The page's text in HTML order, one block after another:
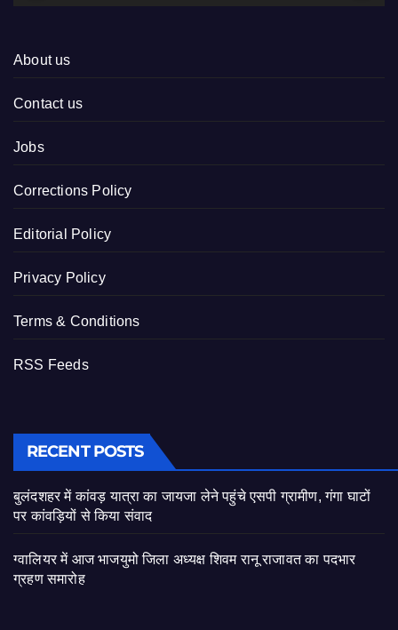
About us
Contact us
Jobs
Corrections Policy
Editorial Policy
Privacy Policy
Terms & Conditions
RSS Feeds
RECENT POSTS
बुलंदशहर में कांवड़ यात्रा का जायजा लेने पहुंचे एसपी ग्रामीण, गंगा घाटों
पर कांवड़ियों से किया संवाद
ग्वालियर में आज भाजयुमो जिला अध्यक्ष शिवम रानू राजावत का पदभार
ग्रहण समारोह